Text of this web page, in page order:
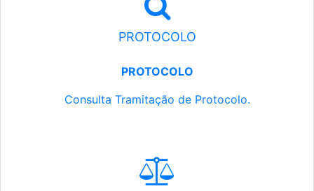
PROTOCOLO
PROTOCOLO
Consulta Tramitação de Protocolo.